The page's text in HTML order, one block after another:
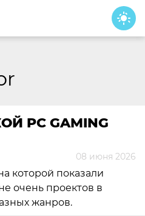
PC GAMING
08 июня 2026
которой показали
очень проектов в
жанров.